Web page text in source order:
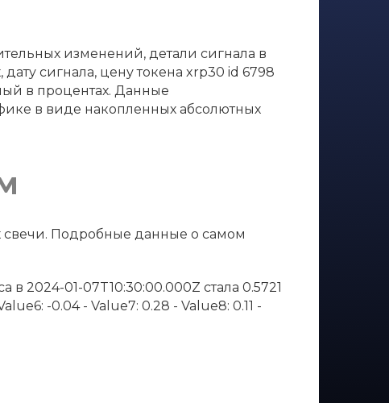
изменений, детали сигнала в
сигнала, цену токена xrp30 id 6798
в процентах. Данные
в виде накопленных абсолютных
Подробные данные о самом
в 2024-01-07T10:30:00.000Z стала 0.5721
-0.04 - Value7: 0.28 - Value8: 0.11 -